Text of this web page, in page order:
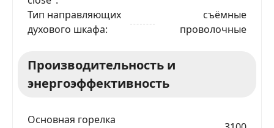
Тип направляющих
духового шкафа
съёмные
проволочные
Производительность и
энергоэффективность
Основная горелка